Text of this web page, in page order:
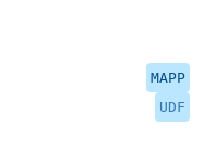
MAPP
UDF